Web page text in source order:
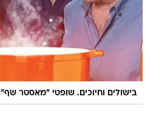
בישולים וחיוכים. שופטי "מאסטר שף"